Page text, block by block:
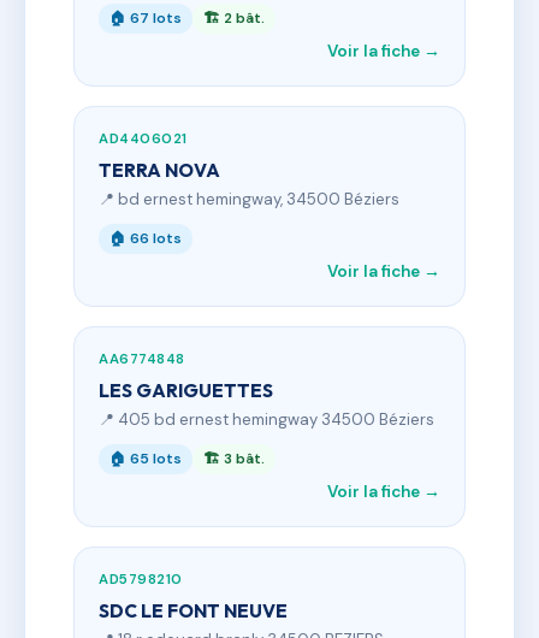
🏠 67 lots 🏗 2 bât.
Voir la fiche →
AD4406021
TERRA NOVA
📍 bd ernest hemingway, 34500 Béziers
🏠 66 lots
Voir la fiche →
AA6774848
LES GARIGUETTES
📍 405 bd ernest hemingway 34500 Béziers
🏠 65 lots 🏗 3 bât.
Voir la fiche →
AD5798210
SDC LE FONT NEUVE